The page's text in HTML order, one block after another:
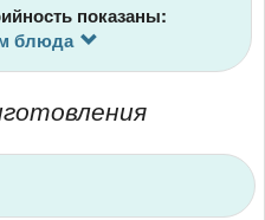
показаны:
блюда